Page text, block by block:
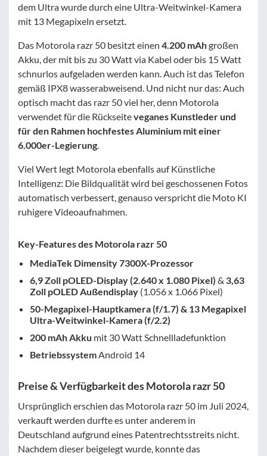
dem Ultra wurde durch eine Ultra-Weitwinkel-Kamera
mit 13 Megapixeln ersetzt.
Das Motorola razr 50 besitzt einen 4.200 mAhgroßen
Akku, der mit bis zu 30 Watt via Kabel oder bis 15 Watt
schnurlos aufgeladen werden kann. Auch ist das Telefon
gemäß IPX8 wasserabweisend. Und nicht nur das: Auch
optisch macht das razr 50 viel her, denn Motorola
verwendet für die Rückseiteveganes Kunstleder und
für den Rahmen hochfestes Aluminium mit einer
6.000er-Legierung.
Viel Wert legt Motorola ebenfalls auf Künstliche
Intelligenz: Die Bildqualität wird bei geschossenen Fotos
automatisch verbessert, genauso verspricht die Moto KI
ruhigere Videoaufnahmen.
Key-Features des Motorola razr 50
MediaTek Dimensity 7300X-Prozessor
6,9 Zoll pOLED-Display (2.640 x 1.080 Pixel) & 3,63
Zoll pOLED Außendisplay (1.056 x 1.066 Pixel)
50-Megapixel-Hauptkamera (f/1.7) & 13 Megapixel
Ultra-Weitwinkel-Kamera (f/2.2)
200 mAh Akku mit 30 Watt Schnellladefunktion
BetriebssystemAndroid 14
Preise & Verfügbarkeit des Motorola razr 50
Ursprünglich erschien das Motorola razr 50 im Juli 2024,
verkauft werden durfte es unter anderem in
Deutschland aufgrund eines Patentrechtsstreits nicht.
Nachdem dieser beigelegt wurde, konnte das